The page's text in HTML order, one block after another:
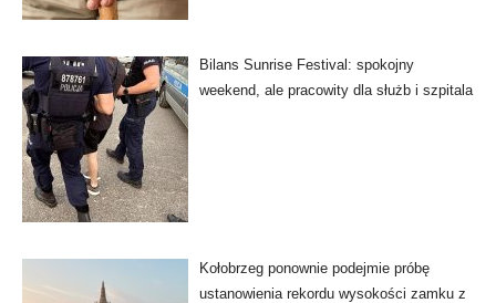
Bilans Sunrise Festival: spokojny
weekend, ale pracowity dla służb i szpitala
Kołobrzeg ponownie podejmie próbę
ustanowienia rekordu wysokości zamku z